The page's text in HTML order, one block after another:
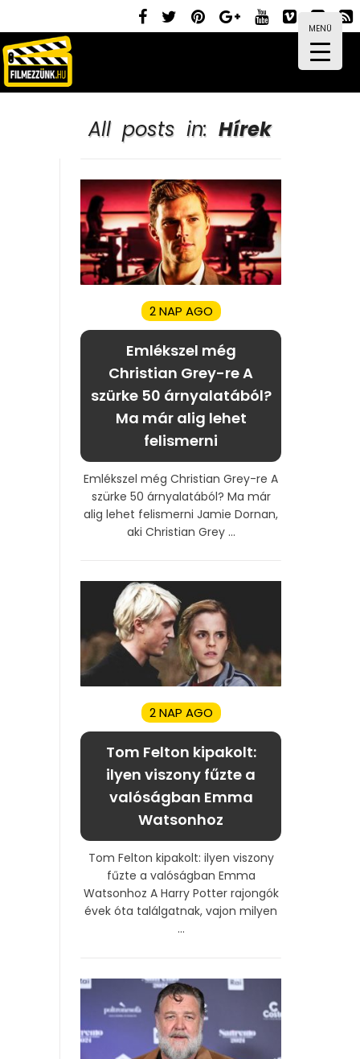
MENÜ
All posts in: Hírek
2 NAP AGO
Emlékszel még
Christian Grey-re A
szürke 50 árnyalatából?
Ma már alig lehet
felismerni
Emlékszel még Christian Grey-re A
szürke 50 árnyalatából? Ma már
alig lehet felismerni Jamie Dornan,
aki Christian Grey ...
2 NAP AGO
Tom Felton kipakolt:
ilyen viszony fűzte a
valóságban Emma
Watsonhoz
Tom Felton kipakolt: ilyen viszony
fűzte a valóságban Emma
Watsonhoz A Harry Potter rajongók
évek óta találgatnak, vajon milyen
...